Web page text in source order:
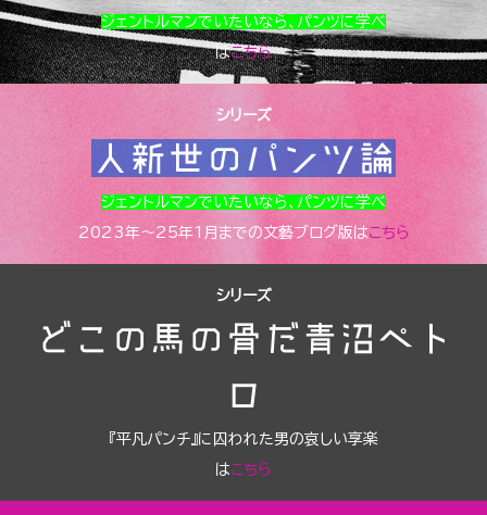
ジェントルマンでいたいなら、パンツに学べ
はこちら
シリーズ
人新世のパンツ論
ジェントルマンでいたいなら、パンツに学べ
2023年～25年1月までの文藝ブログ版はこちら
シリーズ
どこの馬の骨だ青沼ペト
ロ
『平凡パンチ』に囚われた男の哀しい享楽
はこちら